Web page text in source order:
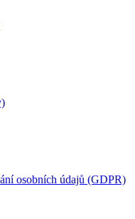
osobních údajů (GDPR)